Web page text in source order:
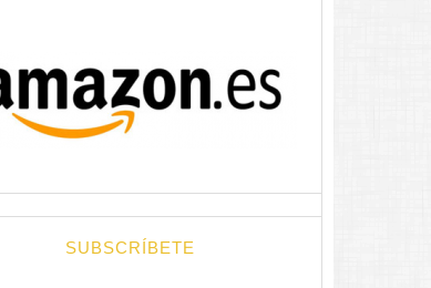
SUBSCRÍBETE